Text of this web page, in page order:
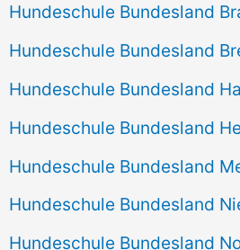
Hundeschule Bundesland
Hundeschule Bundesland
Hundeschule Bundesland
Hundeschule Bundesland
Hundeschule Bundesland
Hundeschule Bundesland
Hundeschule Bundesland